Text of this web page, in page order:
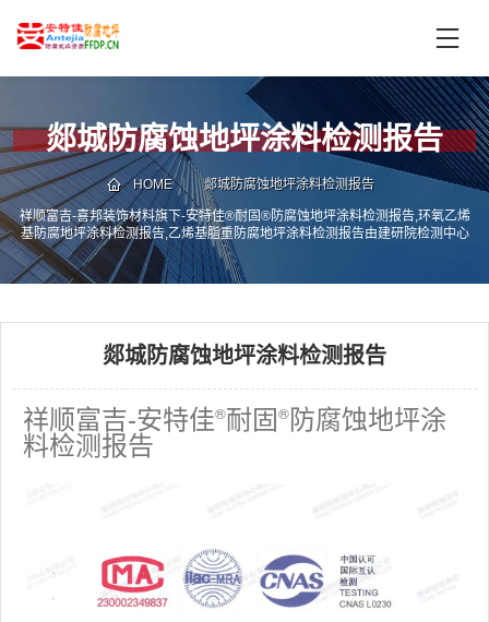
页
中
心
技
术
支
持
服
务
案
闻
务
联
电
郯城防腐蚀地坪涂料检测报告
HOME 郯城防腐蚀地坪涂料检测报告
祥顺富吉-喜邦装饰材料旗下-安特佳®耐固®防腐蚀地坪涂料检测报告,环氧乙烯
基防腐地坪涂料检测报告,乙烯基脂重防腐地坪涂料检测报告由建研院检测中心
有限公司,国家建筑工程质量检验检测中心检测并出具具有法律效应的检测报告
书.
郯城防腐蚀地坪涂料检测报告
祥顺富吉-安特佳®耐固 ® 防腐蚀地坪涂
料检测报告